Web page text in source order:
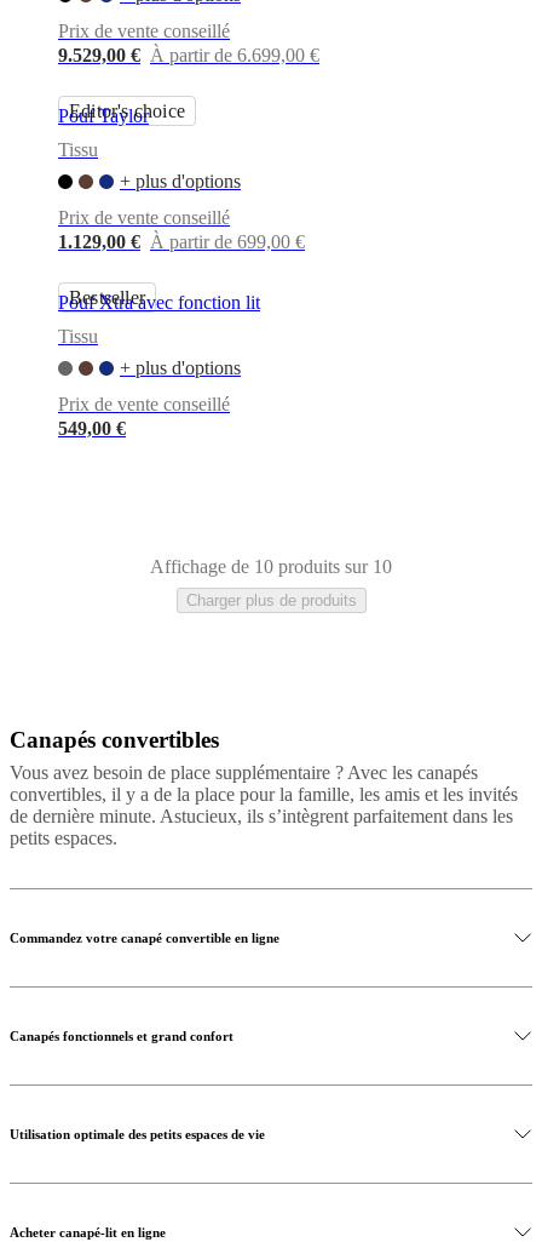
Prix de vente conseillé
9.529,00 € À partir de 6.699,00 €
Editor's choice
Pouf Taylor
Tissu
+ plus d'options
Prix de vente conseillé
1.129,00 € À partir de 699,00 €
Bestseller
Pouf Xtra avec fonction lit
Tissu
+ plus d'options
Prix de vente conseillé
549,00 €
Affichage de 10 produits sur 10
Charger plus de produits
BeigeRougeMarronVertBleu
foncé
clairTissuMétalCuir
Canapés convertibles
Vous avez besoin de place supplémentaire ? Avec les canapés
convertibles, il y a de la place pour la famille, les amis et les invités
de dernière minute. Astucieux, ils s’intègrent parfaitement dans les
petits espaces.
Commandez votre canapé convertible en ligne
Canapés fonctionnels et grand confort
Utilisation optimale des petits espaces de vie
Acheter canapé-lit en ligne